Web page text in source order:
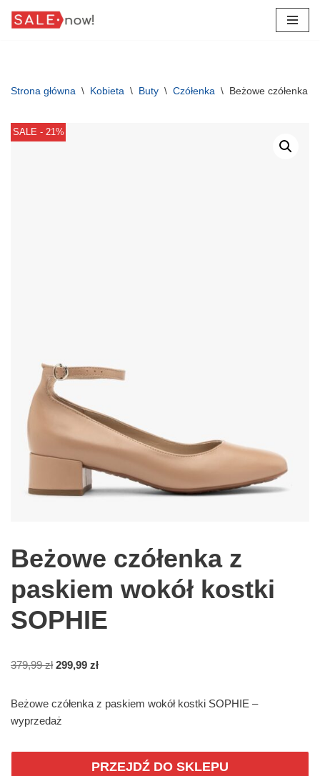
Strona główna \ Kobieta \ Buty \ Czółenka \ Beżowe czółenka
SALE - 21%
Beżowe czółenka z
paskiem wokół kostki
SOPHIE
379,99zł 299,99 zł
Beżowe czółenka z paskiem wokół kostki SOPHIE –
wyprzedaż
PRZEJDŹ DO SKLEPU